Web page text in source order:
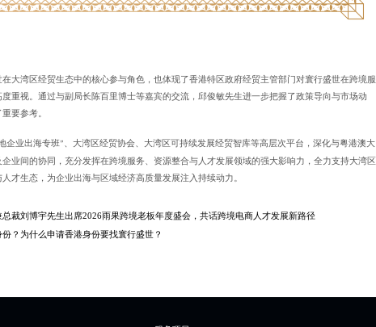
大湾区经贸生态中的核心参与角色，也体现了香港特区政府经贸主管部门对寰行盛世在跨境服
重视。通过与副局长陈百里博士等嘉宾的交流，邱俊敏先生进一步把握了政策导向与市场动
要参考。
企业出海专班”、大湾区经贸协会、大湾区可持续发展经贸智库等高层次平台，深化与粤港澳大
业间的协同，充分发挥在跨境服务、资源整合与人才发展领域的强大影响力，全力支持大湾区
才生态，为企业出海与区域经济高质量发展注入持续动力。
裁刘博宇先生出席2026雨果跨境老板年度盛会，共话跨境电商人才发展新路径
？为什么申请香港身份要找寰行盛世？